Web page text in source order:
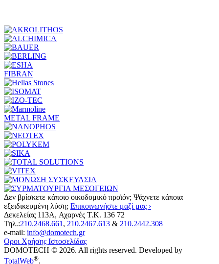
FIBRAN
METAL FRAME
Δεν βρίσκετε κάποιο οικοδομικό προϊόν; Ψάχνετε κάποια
εξειδικευμένη λύση; Επικοινωνήστε μαζί μας ›
Δεκελείας 113A, Αχαρνές Τ.Κ. 136 72
Τηλ.:210.2468.661 , 210.2467.613 & 210.2442.308
e-mail: info@domotech.gr
Οροι Χρήσης Ιστοσελίδας
DOMOTECH © 2026. All rights reserved. Developed by
TotalWeb®.